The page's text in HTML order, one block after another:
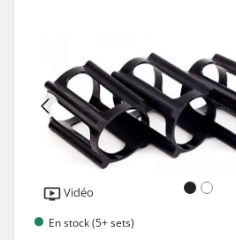
Vidéo
En stock (5+ sets)